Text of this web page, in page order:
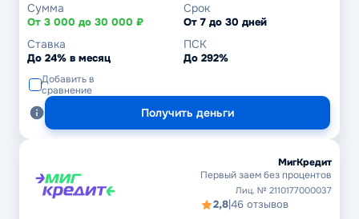
Сумма
От 3 000 до 30 000 ₽
Срок
От 7 до 30 дней
Ставка
До 24% в месяц
ПСК
До 292%
Добавить в
сравнение
Получить деньги
МигКредит
Первый заем без процентов
Лиц. № 2110177000037
2,8|46 отзывов